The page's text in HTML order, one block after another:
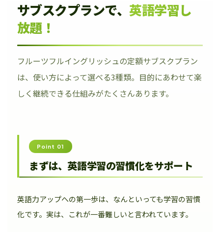
サブスクプランで、 英語学習し
放題！
フルーツフルイングリッシュの定額サブスクプラン
は、使い方によって選べる3種類。目的にあわせて楽
しく継続できる仕組みがたくさんあります。
Point 01
まずは、英語学習の習慣化をサポート
英語力アップへの第一歩は、なんといっても学習の習慣
化です。実は、これが一番難しいと言われています。